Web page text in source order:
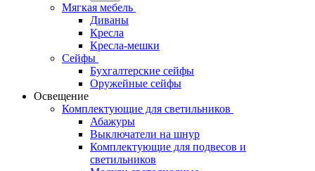
Мягкая мебель
Диваны
Кресла
Кресла-мешки
Сейфы
Бухгалтерские сейфы
Оружейные сейфы
Освещение
Комплектующие для светильников
Абажуры
Выключатели на шнур
Комплектующие для подвесов и
светильников